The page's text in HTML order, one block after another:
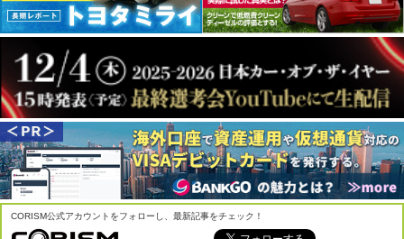
CORISM公式アカウントをフォローし、最新記事をチェック！